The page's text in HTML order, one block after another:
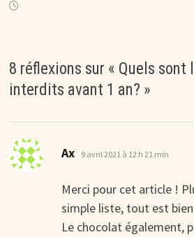
8 réflexions sur « Quels sont
interdits avant 1 an? »
Ax dit :
9 avril 2021 à 12 h 21 min
Merci pour cet article !
simple liste, tout est
Le chocolat également,